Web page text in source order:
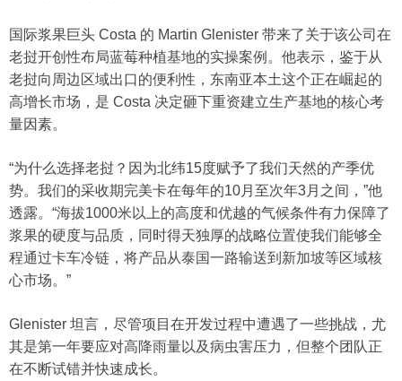
国际浆果巨头 Costa 的 Martin Glenister 带来了关于该公司在
老挝开创性布局蓝莓种植基地的实操案例。他表示，鉴于从
老挝向周边区域出口的便利性，东南亚本土这个正在崛起的
高增长市场，是 Costa 决定砸下重资建立生产基地的核心考
量因素。
“为什么选择老挝？因为北纬15度赋予了我们天然的产季优
势。我们的采收期完美卡在每年的10月至次年3月之间，”他
透露。“海拔1000米以上的高度和优越的气候条件有力保障了
浆果的硬度与品质，同时得天独厚的战略位置使我们能够全
程通过卡车冷链，将产品从泰国一路输送到新加坡等区域核
心市场。”
Glenister 坦言，尽管项目在开发过程中遭遇了一些挑战，尤
其是第一年要应对高降雨量以及病虫害压力，但整个团队正
在不断试错并快速成长。